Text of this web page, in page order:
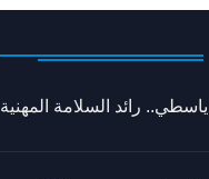
رائد السلامة المهنية